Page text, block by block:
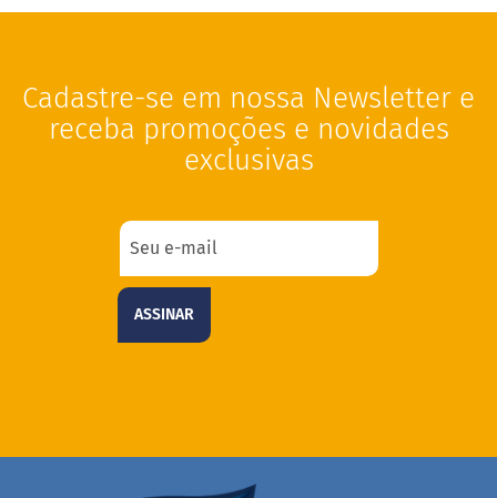
Cadastre-se em nossa Newsletter e
receba promoções e novidades
exclusivas
ASSINAR